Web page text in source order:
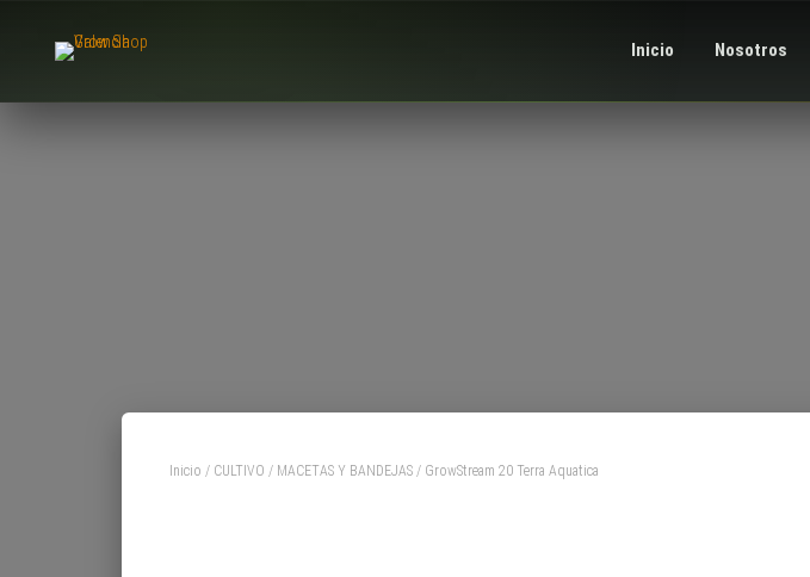
Inicio Nosotros
Inicio / CULTIVO / MACETAS Y BANDEJAS / GrowStream 20 Terra Aquatica